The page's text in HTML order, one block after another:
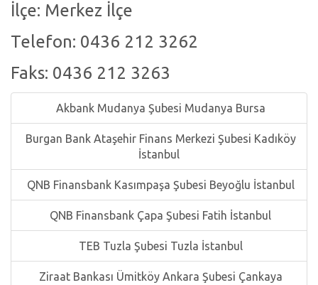
Akbank Mudanya Şubesi Mudanya Bursa
Burgan Bank Ataşehir Finans Merkezi Şubesi Kadıköy
İstanbul
QNB Finansbank Kasımpaşa Şubesi Beyoğlu İstanbul
QNB Finansbank Çapa Şubesi Fatih İstanbul
TEB Tuzla Şubesi Tuzla İstanbul
Ziraat Bankası Ümitköy Ankara Şubesi Çankaya
İlçe: Merkez İlçe
Telefon: 0436 212 3262
Faks: 0436 212 3263